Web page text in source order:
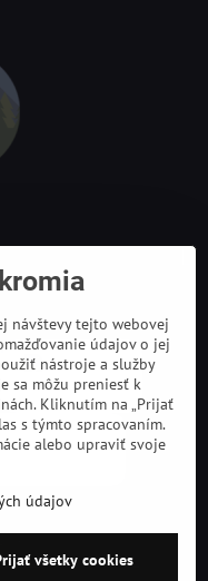
osobných údajov
návštevy tejto webovej
údajov o jej
nástroje a služby
sa môžu preniesť k
Kliknutím na „Prijať
s týmto spracovaním.
alebo upraviť svoje
údajov
všetky cookies